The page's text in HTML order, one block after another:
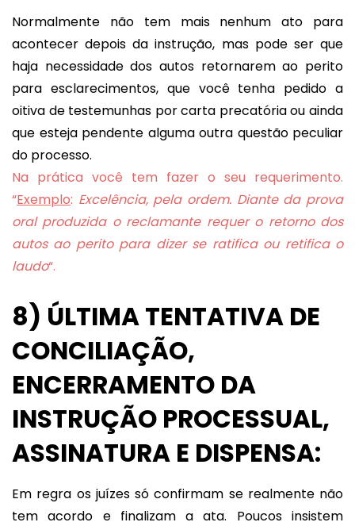
Normalmente não tem mais nenhum ato para
acontecer depois da instrução, mas pode ser que
haja necessidade dos autos retornarem ao perito
para esclarecimentos, que você tenha pedido a
oitiva de testemunhas por carta precatória ou ainda
que esteja pendente alguma outra questão peculiar
do processo.
Na prática você tem fazer o seu requerimento.
“Exemplo: Excelência, pela ordem. Diante da prova
oral produzida o reclamante requer o retorno dos
autos ao perito para dizer se ratifica ou retifica o
laudo“.
8) ÚLTIMA TENTATIVA DE
CONCILIAÇÃO,
ENCERRAMENTO DA
INSTRUÇÃO PROCESSUAL,
ASSINATURA E DISPENSA:
Em regra os juízes só confirmam se realmente não
tem acordo e finalizam a ata. Poucos insistem